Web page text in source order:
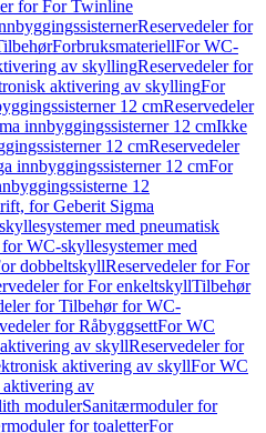
for For Twinline
Reservedeler for
ForbruksmateriellFor WC-
av skyllingReservedeler for
aktivering av skyllingFor
12 cmReservedeler
innbyggingssisterner 12 cmIkke
12 cmReservedeler
innbyggingssisterner 12 cmFor
12
for Geberit Sigma
med pneumatisk
WC-skyllesystemer med
dobbeltskyllReservedeler for For
for For enkeltskyllTilbehør
for Tilbehør for WC-
for RåbyggsettFor WC
av skyllReservedeler for
aktivering av skyllFor WC
aktivering av
modulerSanitærmoduler for
for toaletterFor